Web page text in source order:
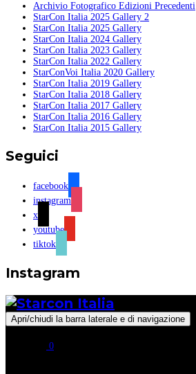
Archivio Fotografico Edizioni Precedenti
StarCon Italia 2025 Gallery 2
StarCon Italia 2025 Gallery
StarCon Italia 2024 Gallery
StarCon Italia 2023 Gallery
StarCon Italia 2022 Gallery
StarConVoi Italia 2020 Gallery
StarCon Italia 2019 Gallery
StarCon Italia 2018 Gallery
StarCon Italia 2017 Gallery
StarCon Italia 2016 Gallery
StarCon Italia 2015 Gallery
Seguici
facebook
instagram
x
youtube
tiktok
Instagram
Apri/chiudi la barra laterale e di navigazione
0